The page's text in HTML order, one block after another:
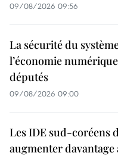
09/08/2026 09:56
La sécurité du
l’économie
députés
09/08/2026 09:00
Les IDE sud-coréens
augmenter davantage